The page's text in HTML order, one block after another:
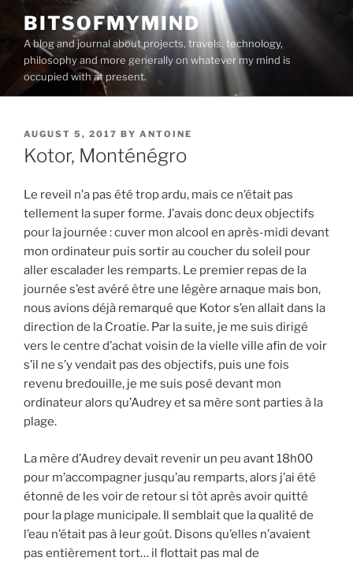
content
BITSOFMYMIND
A blog and journal about projects, travels, technology,
philosophy and more generally on whatever my mind is
occupied with at present.
POSTED
ON
AUGUST 5, 2017 BY ANTOINE
Kotor, Monténégro
Le reveil n’a pas été trop ardu, mais ce n’était pas
tellement la super forme. J’avais donc deux objectifs
pour la journée : cuver mon alcool en après-midi devant
mon ordinateur puis sortir au coucher du soleil pour
aller escalader les remparts. Le premier repas de la
journée s’est avéré être une légère arnaque mais bon,
nous avions déjà remarqué que Kotor s’en allait dans la
direction de la Croatie. Par la suite, je me suis dirigé
vers le centre d’achat voisin de la vielle ville afin de voir
s’il ne s’y vendait pas des objectifs, puis une fois
revenu bredouille, je me suis posé devant mon
ordinateur alors qu’Audrey et sa mère sont parties à la
plage.
La mère d’Audrey devait revenir un peu avant 18h00
pour m’accompagner jusqu’au remparts, alors j’ai été
étonné de les voir de retour si tôt après avoir quitté
pour la plage municipale. Il semblait que la qualité de
l’eau n’était pas à leur goût. Disons qu’elles n’avaient
pas entièrement tort… il flottait pas mal de